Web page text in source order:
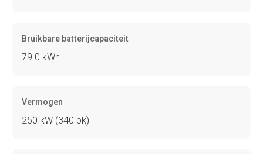
Bruikbare batterijcapaciteit
79.0 kWh
Vermogen
250 kW (340 pk)